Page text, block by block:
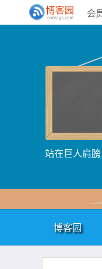
会
站在巨人肩
博客园